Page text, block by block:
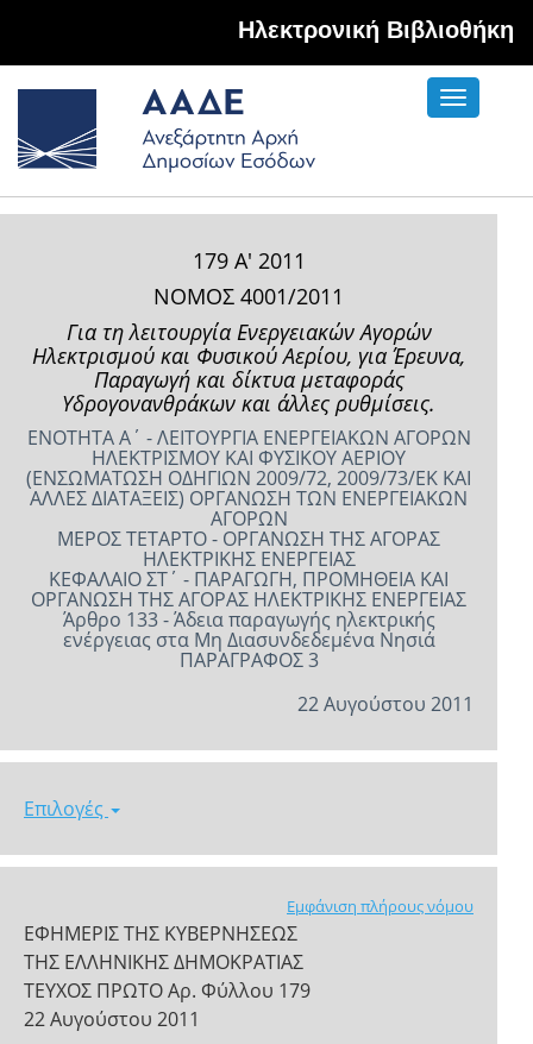
Hλεκτρονική Βιβλιοθήκη
Toggle
179 Α' 2011
ΝΟΜΟΣ 4001/2011
Για τη λειτουργία Ενεργειακών Αγορών
Ηλεκτρισμού και Φυσικού Αερίου, για Έρευνα,
Παραγωγή και δίκτυα μεταφοράς
Υδρογονανθράκων και άλλες ρυθμίσεις.
ΕΝΟΤΗΤΑ Α΄ - ΛΕΙΤΟΥΡΓΙΑ ΕΝΕΡΓΕΙΑΚΩΝ ΑΓΟΡΩΝ
ΗΛΕΚΤΡΙΣΜΟΥ ΚΑΙ ΦΥΣΙΚΟΥ ΑΕΡΙΟΥ
(ΕΝΣΩΜΑΤΩΣΗ ΟΔΗΓΙΩΝ 2009/72, 2009/73/ΕΚ ΚΑΙ
ΑΛΛΕΣ ΔΙΑΤΑΞΕΙΣ) ΟΡΓΑΝΩΣΗ ΤΩΝ ΕΝΕΡΓΕΙΑΚΩΝ
ΑΓΟΡΩΝ
ΜΕΡΟΣ ΤΕΤΑΡΤΟ - ΟΡΓΑΝΩΣΗ ΤΗΣ ΑΓΟΡΑΣ
ΗΛΕΚΤΡΙΚΗΣ ΕΝΕΡΓΕΙΑΣ
ΚΕΦΑΛΑΙΟ ΣΤ΄ - ΠΑΡΑΓΩΓΗ, ΠΡΟΜΗΘΕΙΑ ΚΑΙ
ΟΡΓΑΝΩΣΗ ΤΗΣ ΑΓΟΡΑΣ ΗΛΕΚΤΡΙΚΗΣ ΕΝΕΡΓΕΙΑΣ
Άρθρο 133 - Άδεια παραγωγής ηλεκτρικής
ενέργειας στα Μη Διασυνδεδεμένα Νησιά
ΠΑΡΑΓΡΑΦΟΣ 3
22 Αυγούστου 2011
Επιλογές
Εμφάνιση πλήρους νόμου
ΕΦΗΜΕΡΙΣ ΤΗΣ ΚΥΒΕΡΝΗΣΕΩΣ
ΤΗΣ ΕΛΛΗΝΙΚΗΣ ΔΗΜΟΚΡΑΤΙΑΣ
ΤΕΥΧΟΣ ΠΡΩΤΟ Αρ. Φύλλου 179
22 Αυγούστου 2011